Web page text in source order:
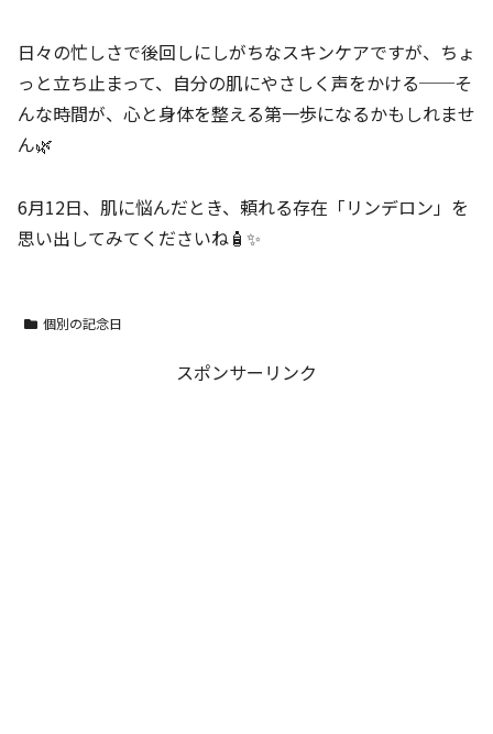
日々の忙しさで後回しにしがちなスキンケアですが、ちょ
っと立ち止まって、自分の肌にやさしく声をかける──そ
んな時間が、心と身体を整える第一歩になるかもしれませ
ん🌿
6月12日、肌に悩んだとき、頼れる存在「リンデロン」を
思い出してみてくださいね🧴✨
個別の記念日
スポンサーリンク